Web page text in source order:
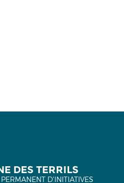
DES TERRILS
D'INITIATIVES